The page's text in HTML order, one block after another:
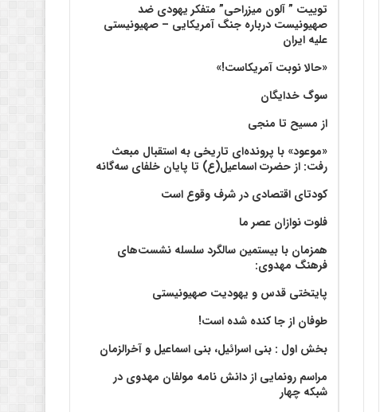
توییت ” آلون میزراحی” متفکر یهودی ضد
صهیونیست درباره جنگ آمریکایی – صهیونیستی
علیه ایران
«حالا نوبت آمریکاست!»
سوگ خدایگان
از مسیح تا منجی
«موعود» با پرونده‌ای تاریخی به استقبال مبعث
رفت: از حضرت اسماعیل(ع) تا پایان خلفای سه‌گانه
کودتای اقتصادی در شرف وقوع است
فلوت نوازان عصر ما
همزمان با بیستمین سالگرد سلسله نشست‌های
فرهنگ مهدوی:‌
پایتختی قدس و یهودیت صهیونیستی
طوفان از جا کنده شده است!
بخش اول : بنی اسرائیل، بنی اسماعیل و آخرالزمان
مراسم رونمایی از دانش نامه مولفان مهدوی در
شبکه چهار